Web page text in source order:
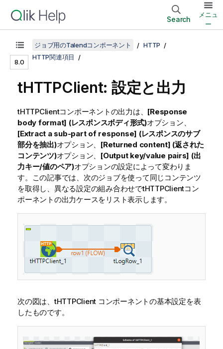
Search
メニュ
ー
8.0
ジョブ用のTalendコンポーネント
HTTP
HTTP関連項目
tHTTPClient: 設定と出力
tHTTPClientコンポーネントの出力は、 [Response
body format] (レスポンスボディ形式)オプション、
[Extract a sub-part of response] (レスポンスのサブ
部分を抽出)オプション、 [Returned content] (返された
コンテンツ)オプション、 [Output key/value pairs] (出
力キー/値のペア)オプションの設定によって変わりま
す。この記事では、次のジョブを使って同じコンテンツ
を取得し、異なる設定の組み合わせでtHTTPClientコン
ポーネントの出力ケースをリスト表示します。
次の図は、tHTTPClient コンポーネントの基本設定を表
したものです。